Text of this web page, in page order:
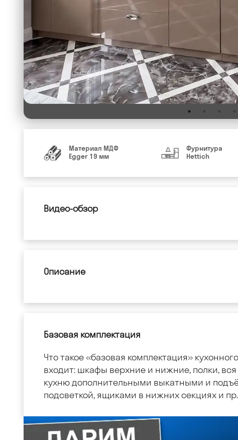
Материал МДФ
Egger 19 мм
Фурнитура
Hettich
Видео-обзор
Описание
Базовая комплектация
Что такое «базовая комплектация»
входит: шкафы верхние и нижние, полки,
кухню дополнительными выкатными и
подсветкой, ящиками в нижних секциях и